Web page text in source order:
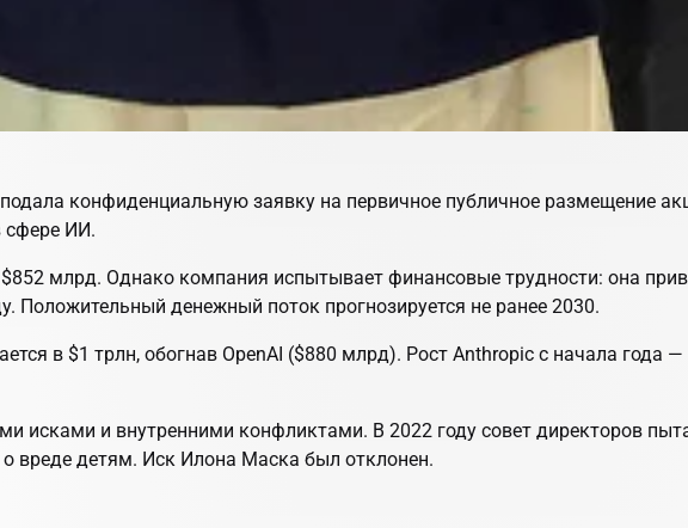
конфиденциальную заявку на первичное публичное размещение
сфере ИИ.
млрд. Однако компания испытывает финансовые трудности: она
Положительный денежный поток прогнозируется не ранее 2030.
в $1 трлн, обогнав OpenAI ($880 млрд). Рост Anthropic с начала года
исками и внутренними конфликтами. В 2022 году совет директоров
вреде детям. Иск Илона Маска был отклонен.